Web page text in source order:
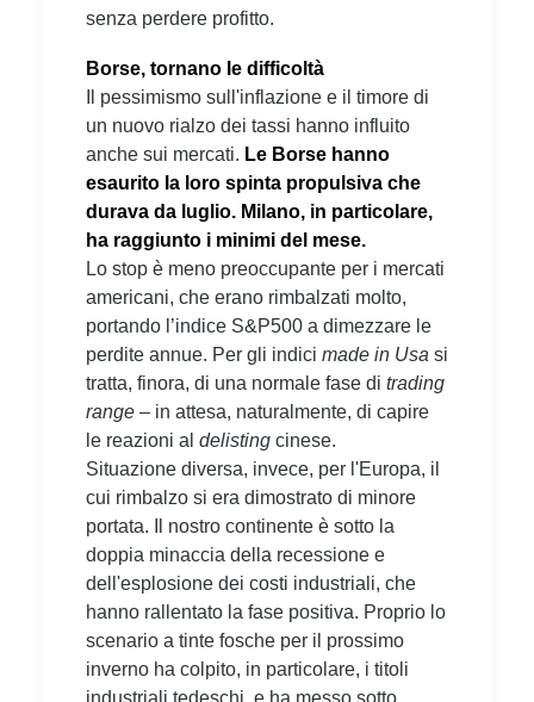
senza perdere profitto.
Borse, tornano le difficoltà
Il pessimismo sull'inflazione e il timore di
un nuovo rialzo dei tassi hanno influito
anche sui mercati. Le Borse hanno
esaurito la loro spinta propulsiva che
durava da luglio. Milano, in particolare,
ha raggiunto i minimi del mese.
Lo stop è meno preoccupante per i mercati
americani, che erano rimbalzati molto,
portando l’indice S&P500 a dimezzare le
perdite annue. Per gli indici made in Usa si
tratta, finora, di una normale fase di trading
range – in attesa, naturalmente, di capire
le reazioni al delisting cinese.
Situazione diversa, invece, per l'Europa, il
cui rimbalzo si era dimostrato di minore
portata. Il nostro continente è sotto la
doppia minaccia della recessione e
dell'esplosione dei costi industriali, che
hanno rallentato la fase positiva. Proprio lo
scenario a tinte fosche per il prossimo
inverno ha colpito, in particolare, i titoli